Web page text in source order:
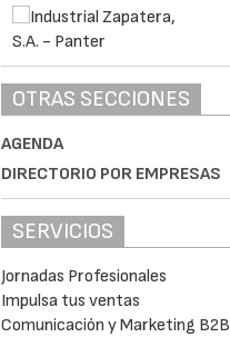
OTRAS SECCIONES
AGENDA
DIRECTORIO POR EMPRESAS
SERVICIOS
Jornadas Profesionales
Impulsa tus ventas
Comunicación y Marketing B2B